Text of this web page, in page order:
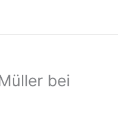
bei